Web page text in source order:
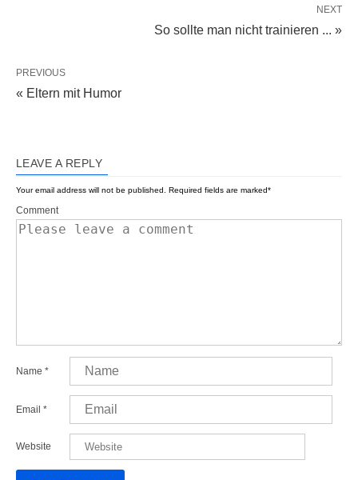
NEXT
So sollte man nicht trainieren ... »
PREVIOUS
« Eltern mit Humor
LEAVE A REPLY
Your email address will not be published. Required fields are marked*
Comment
Name *
Email *
Website